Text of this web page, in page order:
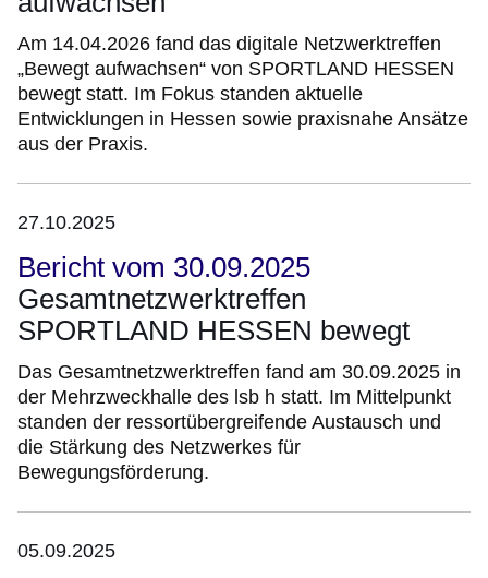
Am 14.04.2026 fand das digitale Netzwerktreffen
„Bewegt aufwachsen“ von SPORTLAND HESSEN
bewegt statt. Im Fokus standen aktuelle
Entwicklungen in Hessen sowie praxisnahe Ansätze
aus der Praxis.
27.10.2025
Bericht vom 30.09.2025
Gesamtnetzwerktreffen
SPORTLAND HESSEN bewegt
Das Gesamtnetzwerktreffen fand am 30.09.2025 in
der Mehrzweckhalle des lsb h statt. Im Mittelpunkt
standen der ressortübergreifende Austausch und
die Stärkung des Netzwerkes für
Bewegungsförderung.
05.09.2025